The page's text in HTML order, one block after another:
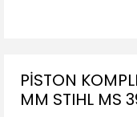
PİSTON
MM STIHL MS